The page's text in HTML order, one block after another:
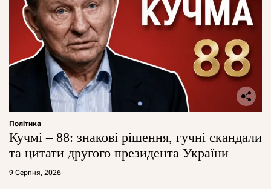
Політика
Кучмі – 88: знакові рішення, гучні скандали
та цитати другого президента України
9 Серпня, 2026